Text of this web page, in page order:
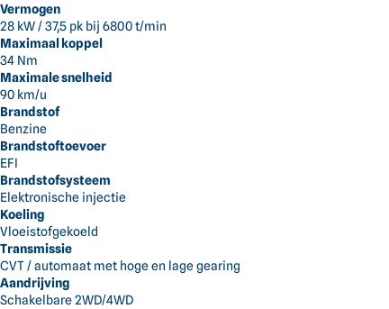
Smederij
Vermogen
28 kW / 37,5 pk bij 6800 t/min
Maximaal koppel
34 Nm
Maximale snelheid
90 km/u
Brandstof
Benzine
Brandstoftoevoer
EFI
Brandstofsysteem
Elektronische injectie
Koeling
Vloeistofgekoeld
Transmissie
CVT / automaat met hoge en lage gearing
Aandrijving
Schakelbare 2WD/4WD